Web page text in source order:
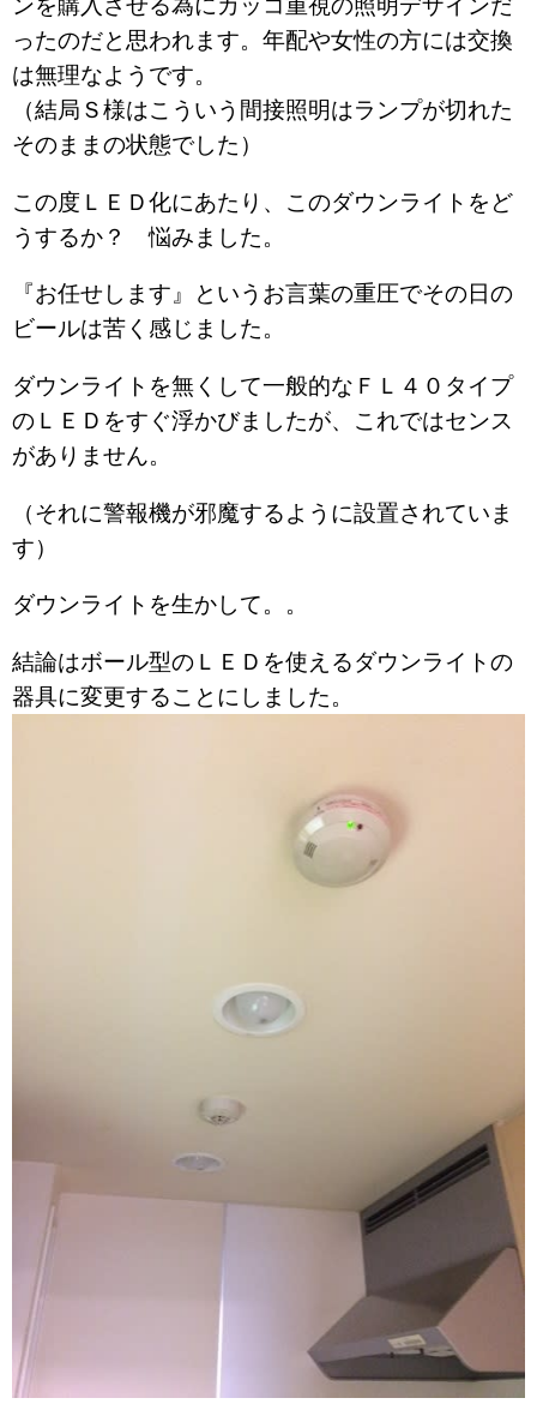
ンを購入させる為にカッコ重視の照明デザインだ
ったのだと思われます。年配や女性の方には交換
は無理なようです。
（結局Ｓ様はこういう間接照明はランプが切れた
そのままの状態でした）
この度ＬＥＤ化にあたり、このダウンライトをど
うするか？ 悩みました。
『お任せします』というお言葉の重圧でその日の
ビールは苦く感じました。
ダウンライトを無くして一般的なＦＬ４０タイプ
のＬＥＤをすぐ浮かびましたが、これではセンス
がありません。
（それに警報機が邪魔するように設置されていま
す）
ダウンライトを生かして。。
結論はボール型のＬＥＤを使えるダウンライトの
器具に変更することにしました。